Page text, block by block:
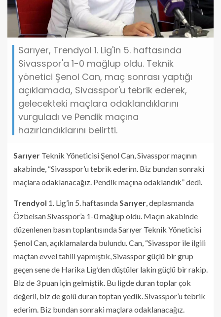
Sarıyer, Trendyol 1. Lig'in 5. haftasında
Sivasspor'a 1-0 mağlup oldu. Teknik
yönetici Şenol Can, maç sonrası yaptığı
açıklamada, Sivasspor'u tebrik ederek,
gelecekteki maçlara odaklandıklarını
vurguladı ve Pendik maçına
hazırlandıklarını belirtti.
Sarıyer Teknik Yöneticisi Şenol Can, Sivasspor maçının
akabinde, “Sivasspor’u tebrik ederim. Biz bundan sonraki
maçlara odaklanacağız. Pendik maçına odaklandık” dedi.
Trendyol 1. Lig’in 5. haftasında Sarıyer , deplasmanda
Özbelsan Sivasspor’a 1-0 mağlup oldu. Maçın akabinde
düzenlenen basın toplantısında Sarıyer Teknik Yöneticisi
Şenol Can, açıklamalarda bulundu. Can, “Sivasspor ile ilgili
maçtan evvel tahlil yapmıştık, Sivasspor güçlü bir grup
geçen sene de Harika Lig’den düştüler lakin güçlü bir rakip.
Biz de 3 puan için gelmiştik. Bu ligde duran toplar çok
değerli, biz de golü duran toptan yedik. Sivasspor’u tebrik
ederim. Biz bundan sonraki maçlara odaklanacağız.